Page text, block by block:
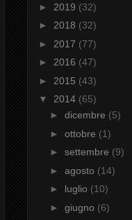
► 2019 (32)
► 2018 (32)
► 2017 (77)
► 2016 (47)
► 2015 (43)
▼ 2014 (65)
►dicembre (5)
►ottobre (1)
►settembre (9)
►agosto (14)
► luglio (10)
►giugno (6)